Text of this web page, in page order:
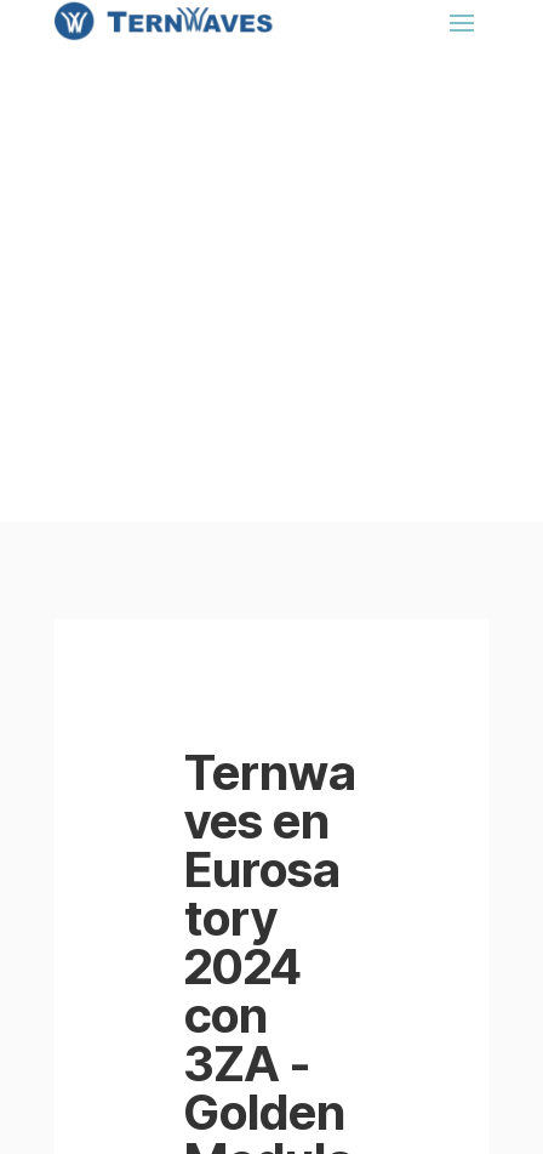
Ternwa
ves en
Eurosa
tory
2024
con
3ZA -
Golden